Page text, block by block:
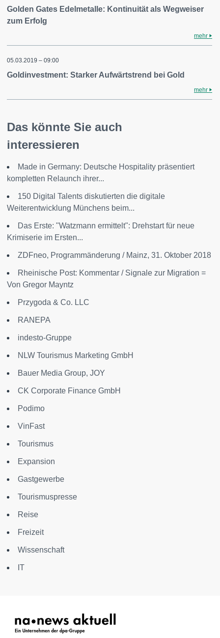
Golden Gates Edelmetalle: Kontinuität als Wegweiser
zum Erfolg
mehr
05.03.2019 – 09:00
Goldinvestment: Starker Aufwärtstrend bei Gold
mehr
Das könnte Sie auch
interessieren
Made in Germany: Deutsche Hospitality präsentiert
kompletten Relaunch ihrer...
150 Digital Talents diskutierten die digitale
Weiterentwicklung Münchens beim...
Das Erste: "Watzmann ermittelt": Drehstart für neue
Krimiserie im Ersten...
ZDFneo, Programmänderung / Mainz, 31. Oktober 2018
Rheinische Post: Kommentar / Signale zur Migration =
Von Gregor Mayntz
Przygoda & Co. LLC
RANEPA
indesto-Gruppe
NLW Tourismus Marketing GmbH
Bauer Media Group, JOY
CK Corporate Finance GmbH
Podimo
VinFast
Tourismus
Expansion
Gastgewerbe
Tourismuspresse
Reise
Freizeit
Wissenschaft
IT